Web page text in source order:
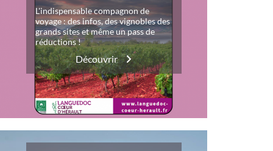
L'indispensable compagnon de
voyage : des infos, des vignobles des
grands sites et même un pass de
réductions !
Découvrir